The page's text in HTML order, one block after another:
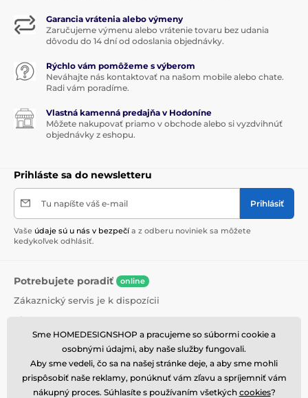
Garancia vrátenia alebo výmeny
Zaručujeme výmenu alebo vrátenie tovaru bez udania
dôvodu do 14 dní od odoslania objednávky.
Rýchlo vám pomôžeme s výberom
Neváhajte nás kontaktovať na našom mobile alebo chate.
Radi vám poradíme.
Vlastná kamenná predajňa v Hodoníne
Môžete nakupovať priamo v obchode alebo si vyzdvihnúť
objednávky z eshopu.
Prihláste sa do newsletteru
Tu napíšte váš e-mail Prihlásiť
Vaše údaje sú u nás v bezpečí a z odberu noviniek sa môžete
kedykoľvek odhlásiť.
Potrebujete poradiť online
Zákaznický servis je k dispozícii
info@homedesignshop.cz
Kde nás nájdete
Slovenčina
Sme HOMEDESIGNSHOP a pracujeme so súbormi cookie a
osobnými údajmi, aby naše služby fungovali.
Aby sme vedeli, čo sa na našej stránke deje, a aby sme mohli
prispôsobiť naše reklamy, ponúknuť vám zľavu a spríjemniť vám
nákupný proces. Súhlasíte s používaním všetkých cookies?